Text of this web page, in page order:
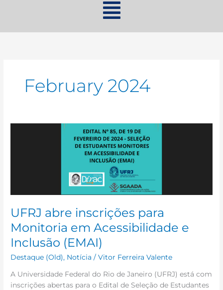
February 2024
UFRJ abre inscrições para
Monitoria em Acessibilidade e
Inclusão (EMAI)
Destaque (Old), Notícia /Vitor Ferreira Valente
A Universidade Federal do Rio de Janeiro (UFRJ) está com
inscrições abertas para o Edital de Seleção de Estudantes
Acessibilidade
Inclusão
(EMAI)